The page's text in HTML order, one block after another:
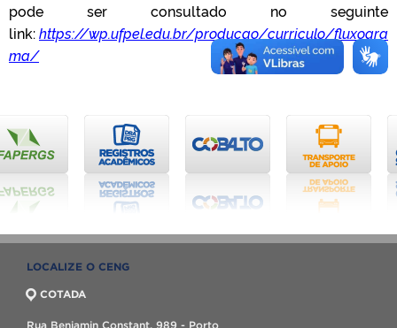
pode ser consultado no seguinte
link:https://wp.ufpel.edu.br/producao/curriculo/fluxogra
ma/
LOCALIZE O CENG
COTADA
Rua Benjamin Constant, 989 - Porto